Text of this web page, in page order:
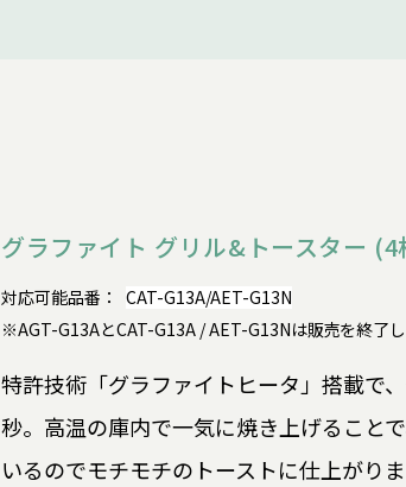
グラファイト グリル&トースター (4
対応可能品番：
CAT-G13A/AET-G13N
※AGT-G13AとCAT-G13A / AET-G13Nは販売を終了し
特許技術「グラファイトヒータ」搭載で
秒。高温の庫内で一気に焼き上げること
いるのでモチモチのトーストに仕上がり